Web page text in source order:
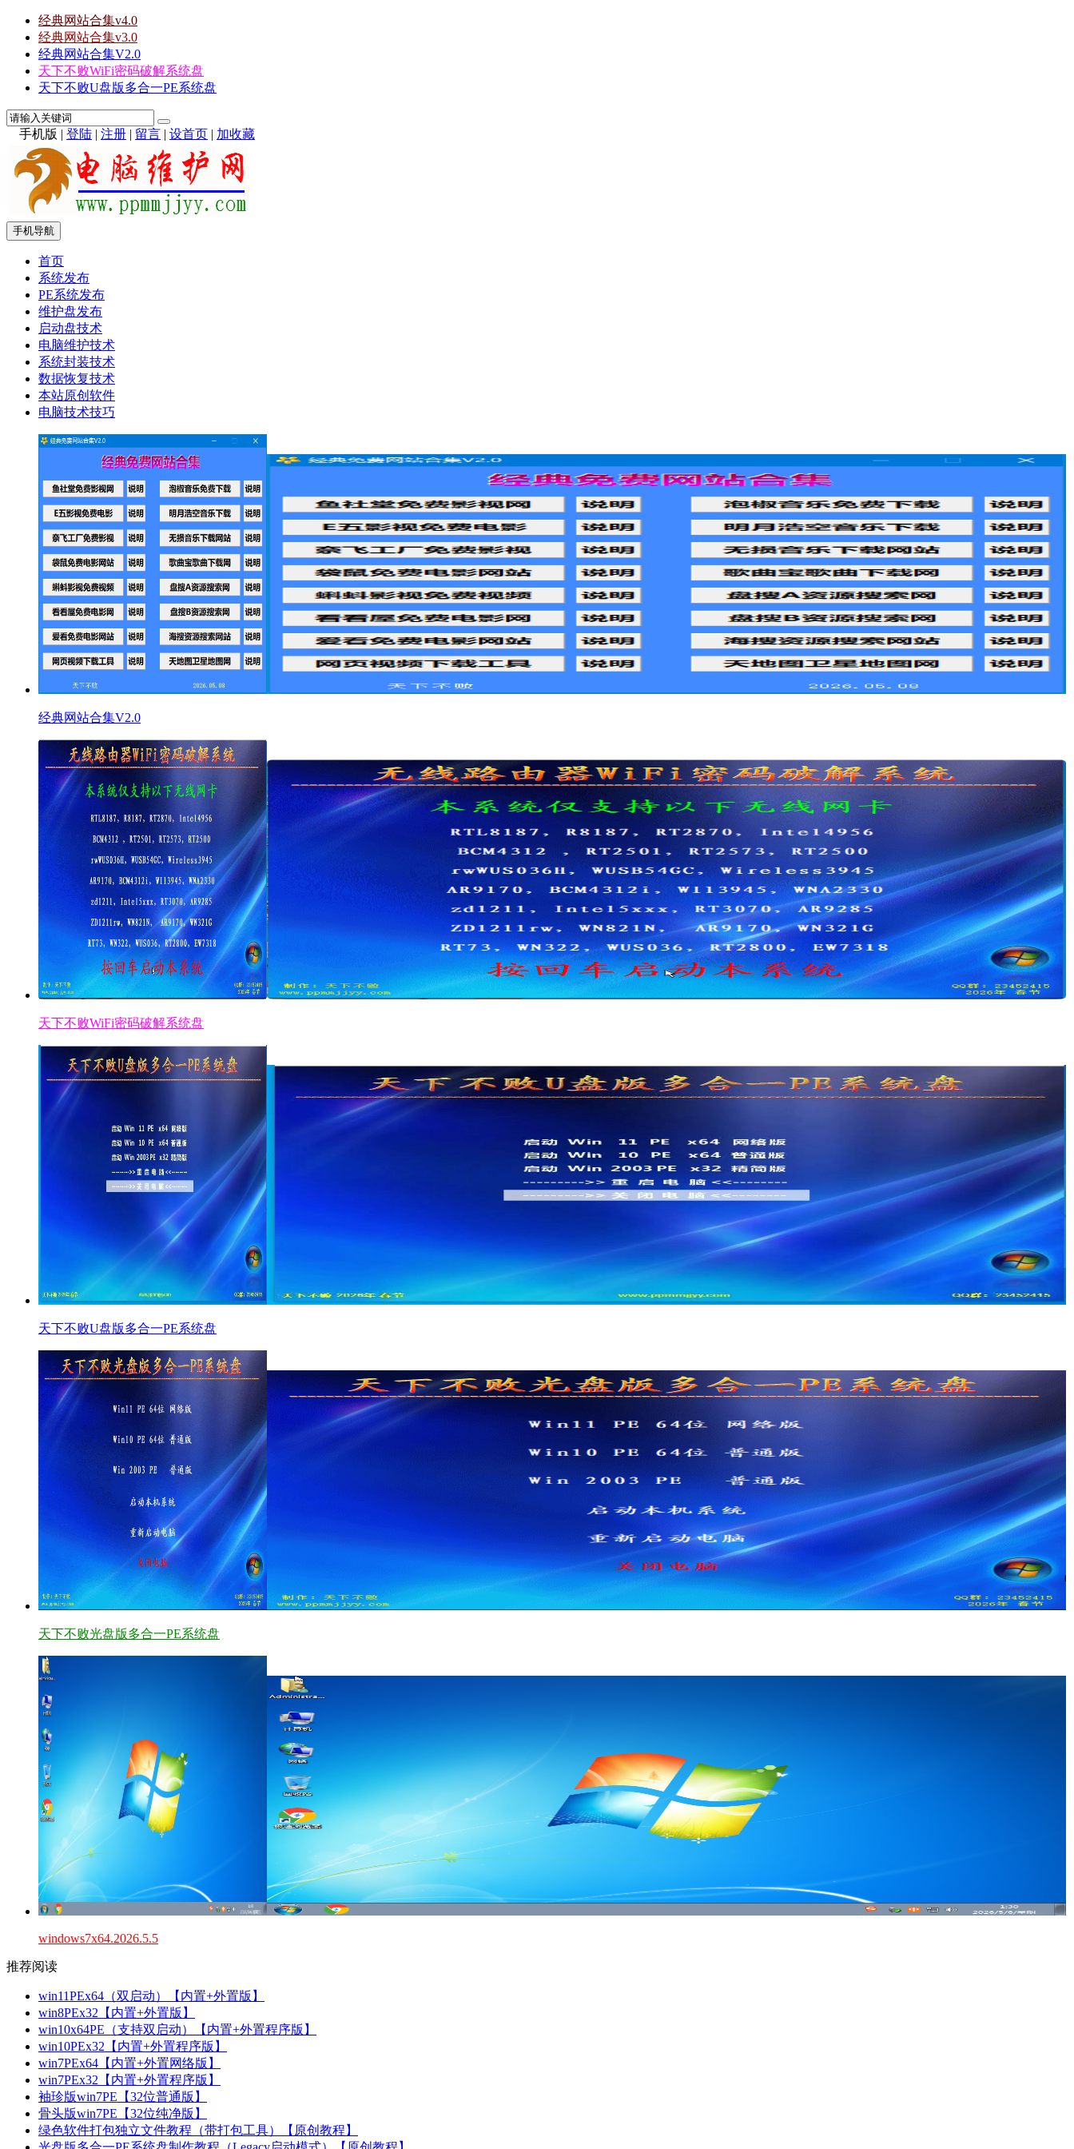
经典网站合集v4.0
经典网站合集v3.0
经典网站合集V2.0
天下不败WiFi密码破解系统盘
天下不败U盘版多合一PE系统盘
手机版 | 登陆 | 注册 | 留言 | 设首页 | 加收藏
手机导航
首页
系统发布
PE系统发布
维护盘发布
启动盘技术
电脑维护技术
系统封装技术
数据恢复技术
本站原创软件
电脑技术技巧
经典网站合集V2.0
天下不败WiFi密码破解系统盘
天下不败U盘版多合一PE系统盘
天下不败光盘版多合一PE系统盘
windows7x64.2026.5.5
推荐阅读
win11PEx64（双启动）【内置+外置版】
win8PEx32【内置+外置版】
win10x64PE（支持双启动）【内置+外置程序版】
win10PEx32【内置+外置程序版】
win7PEx64【内置+外置网络版】
win7PEx32【内置+外置程序版】
袖珍版win7PE【32位普通版】
骨头版win7PE【32位纯净版】
绿色软件打包独立文件教程（带打包工具）【原创教程】